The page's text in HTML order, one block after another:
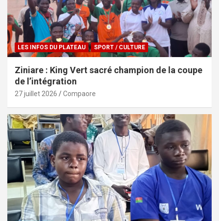
LES INFOS DU PLATEAU SPORT / CULTURE
Ziniare : King Vert sacré champion de la coupe
de l’intégration
27 juillet 2026 Compaore